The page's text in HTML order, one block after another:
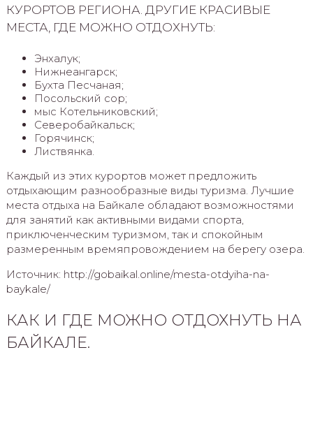
КУРОРТОВ РЕГИОНА. ДРУГИЕ КРАСИВЫЕ
МЕСТА, ГДЕ МОЖНО ОТДОХНУТЬ:
Энхалук;
Нижнеангарск;
Бухта Песчаная;
Посольский сор;
мыс Котельниковский;
Северобайкальск;
Горячинск;
Листвянка.
Каждый из этих курортов может предложить
отдыхающим разнообразные виды туризма. Лучшие
места отдыха на Байкале обладают возможностями
для занятий как активными видами спорта,
приключенческим туризмом, так и спокойным
размеренным времяпровождением на берегу озера.
Источник: http://gobaikal.online/mesta-otdyiha-na-
baykale/
КАК И ГДЕ МОЖНО ОТДОХНУТЬ НА
БАЙКАЛЕ.